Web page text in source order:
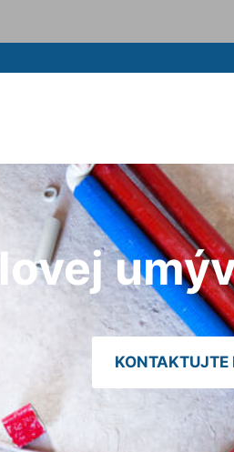
KONTAKTUJTE